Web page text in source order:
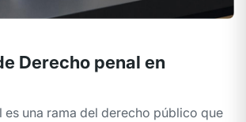
Derecho penal en
es una rama del derecho público que